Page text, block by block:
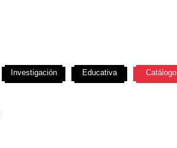
Investigación Educativa Catálogo